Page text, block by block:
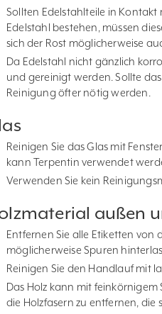
Sollten Edelstahlteile in
Edelstahl bestehen, müssen
sich der Rost möglicherweise
Da Edelstahl nicht gänzlich
und gereinigt werden. Sollte
Reinigung öfter nötig werden.
Reinigen Sie das Glas mit
kann Terpentin verwendet
Verwenden Sie kein
außen
Entfernen Sie alle Etiketten von
möglicherweise Spuren
Reinigen Sie den Handlauf mit
Das Holz kann mit
die Holzfasern zu entfernen, die